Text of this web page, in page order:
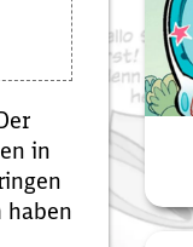
in
haben